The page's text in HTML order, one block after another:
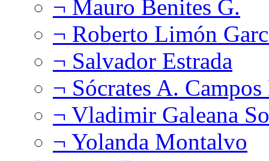
¬ Mauro Benites G.
¬ Roberto Limón
¬ Salvador Estrada
¬ Sócrates A.
¬ Vladimir Galeana
¬ Yolanda Montalvo